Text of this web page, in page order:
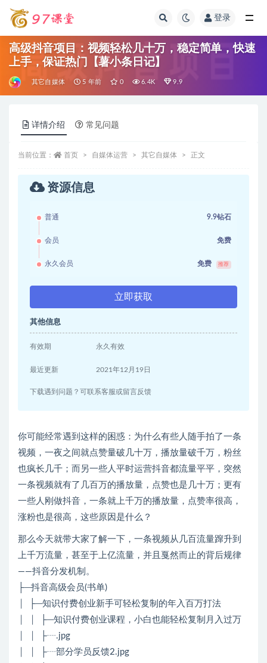
登录
高级抖音项目：视频轻松几十万，稳定简单，快速
上手，保证热门【薯小条日记】
其它自媒体 5 年前 0 6.4K 9.9
详情介绍 常见问题
当前位置： 首页 自媒体运营 其它自媒体 正文
资源信息
普通 9.9钻石
会员 免费
永久会员 免费 推荐
立即获取
其他信息
有效期 永久有效
最近更新 2021年12月19日
下载遇到问题？可联系客服或留言反馈
你可能经常遇到这样的困惑：为什么有些人随手拍了一条
视频，一夜之间就点赞量破几十万，播放量破千万，粉丝
也疯长几千；而另一些人平时运营抖音都流量平平，突然
一条视频就有了几百万的播放量，点赞也是几十万；更有
一些人刚做抖音，一条就上千万的播放量，点赞率很高，
涨粉也是很高，这些原因是什么？
那么今天就带大家了解一下，一条视频从几百流量蹿升到
上千万流量，甚至于上亿流量，并且戛然而止的背后规律
——抖音分发机制。
├─抖音高级会员(书单)
│ ├─知识付费创业新手可轻松复制的年入百万打法
│ │ ├─知识付费创业课程，小白也能轻松复制月入过万
│ │ ├┈.jpg
│ │ ├┈部分学员反馈2.jpg